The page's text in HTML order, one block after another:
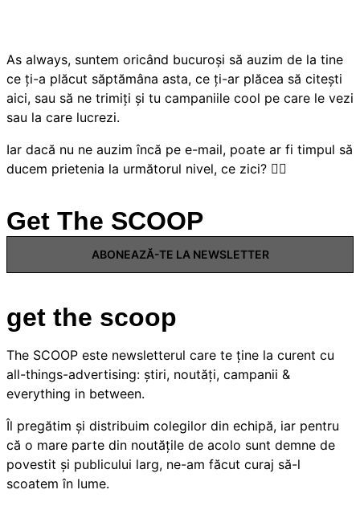
As always, suntem oricând bucuroși să auzim de la tine
ce ți-a plăcut săptămâna asta, ce ți-ar plăcea să citești
aici, sau să ne trimiți și tu campaniile cool pe care le vezi
sau la care lucrezi.
Iar dacă nu ne auzim încă pe e-mail, poate ar fi timpul să
ducem prietenia la următorul nivel, ce zici? 👇🏻
Get The SCOOP
ABONEAZĂ-TE LA NEWSLETTER
get the scoop
The SCOOP este newsletterul care te ține la curent cu
all-things-advertising: știri, noutăți, campanii &
everything in between.
Îl pregătim și distribuim colegilor din echipă, iar pentru
că o mare parte din noutățile de acolo sunt demne de
povestit și publicului larg, ne-am făcut curaj să-l
scoatem în lume.